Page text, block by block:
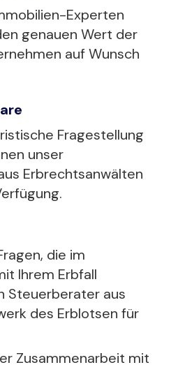
Experten
genauen Wert der
auf Wunsch
Fragestellung
unser
Erbrechtsanwälten
die im
Ihrem Erbfall
Steuerberater aus
des Erblotsen für
Zusammenarbeit mit